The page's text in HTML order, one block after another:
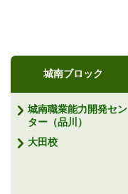
城南ブロック
城南職業能力開発セン
ター（品川）
大田校